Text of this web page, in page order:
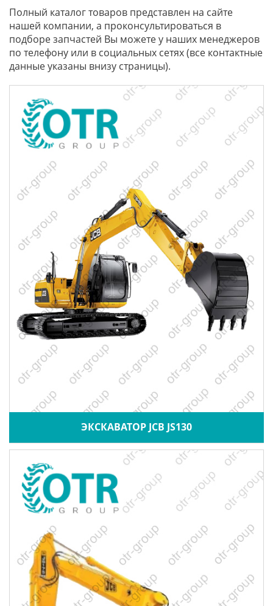
Полный каталог товаров представлен на сайте
нашей компании, а проконсультироваться в
подборе запчастей Вы можете у наших менеджеров
по телефону или в социальных сетях (все контактные
данные указаны внизу страницы).
ЭКСКАВАТОР JCB JS130